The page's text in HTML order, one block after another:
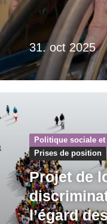
31. oct 2025
Politique sociale
Prises de position
Projet de
l’égard